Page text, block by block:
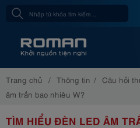
Trang chủ Thông tin Câu hỏi
âm trần bao nhiêu W?
TÌM HIỂU ĐÈN LED ÂM